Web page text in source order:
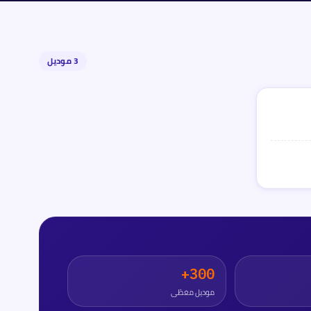
3موديل
300+
موديل مغطّى